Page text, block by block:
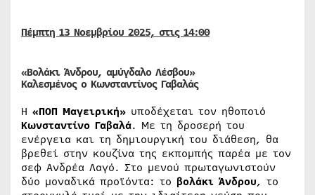
Πέμπτη 13 Νοεμβρίου 2025, στις 14:00
«Βολάκι Άνδρου, αμύγδαλο Λέσβου»
Καλεσμένος ο Κωνσταντίνος Γαβαλάς
Η «ΠΟΠ Μαγειρική» υποδέχεται τον ηθοποιό
Κωνσταντίνο Γαβαλά. Με τη δροσερή του
ενέργεια και τη δημιουργική του διάθεση, θα
βρεθεί στην κουζίνα της εκπομπής παρέα με τον
σεφ Ανδρέα Λαγό. Στο μενού πρωταγωνιστούν
δύο μοναδικά προϊόντα: το βολάκι Άνδρου, το